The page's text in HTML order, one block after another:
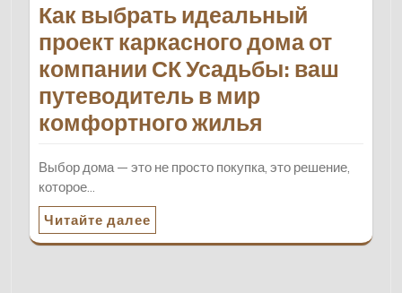
Как выбрать идеальный
проект каркасного дома от
компании СК Усадьбы: ваш
путеводитель в мир
комфортного жилья
Выбор дома — это не просто покупка, это решение,
которое…
Читайте далее